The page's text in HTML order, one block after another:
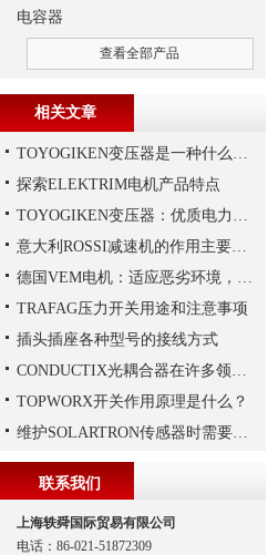
电容器
查看全部产品
相关文章
TOYOGIKEN变压器是一种什么设备
探索ELEKTRIM电机产品特点
TOYOGIKEN变压器：优质电力转换与可靠性的解决方案“
意大利ROSSI减速机的作用主要包括哪些？
德国VEM电机：适应恶劣环境，保障工业生产连续性
TRAFAG压力开关用途和注意事项
插头插座各种型号的接线方式
CONDUCTIX光耦合器在许多领域都得到了广泛的应用
TOPWORX开关作用原理是什么？
维护SOLARTRON传感器时需要注意以下技巧
联系我们
上海轶舜国际贸易有限公司
电话：86-021-51872309